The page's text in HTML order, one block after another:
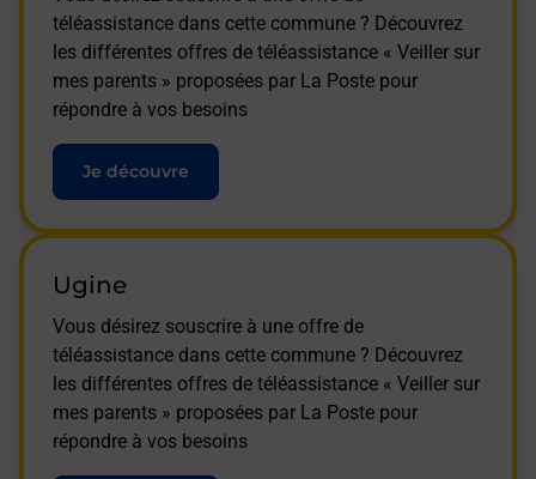
téléassistance dans cette commune ? Découvrez
les différentes offres de téléassistance « Veiller sur
mes parents » proposées par La Poste pour
répondre à vos besoins
Je découvre
Ugine
Vous désirez souscrire à une offre de
téléassistance dans cette commune ? Découvrez
les différentes offres de téléassistance « Veiller sur
mes parents » proposées par La Poste pour
répondre à vos besoins